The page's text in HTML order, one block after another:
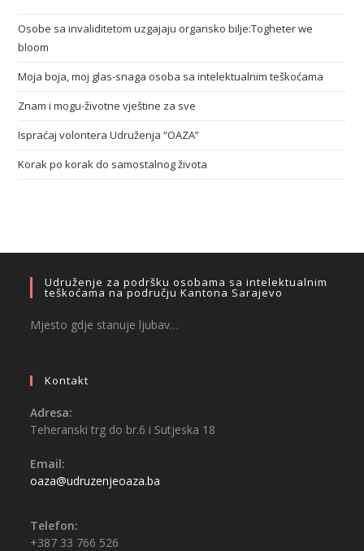
Osobe sa invaliditetom uzgajaju organsko bilje:Togheter we
bloom
Moja boja, moj glas-snaga osoba sa intelektualnim teškoćama
Znam i mogu-životne vještine za sve
Ispraćaj volontera Udruženja “OAZA”
Korak po korak do samostalnog života
Udruženje za podršku osobama sa intelektualnim
teškoćama na području Kantona Sarajevo
Mjesto gdje stanuje ljubav…
Kontakt
Adresa:
Teheranski trg do br.6 i Sutjeska 18
Email:
oaza@udruzenjeoaza.ba
Telefon:
+387 33 766 526